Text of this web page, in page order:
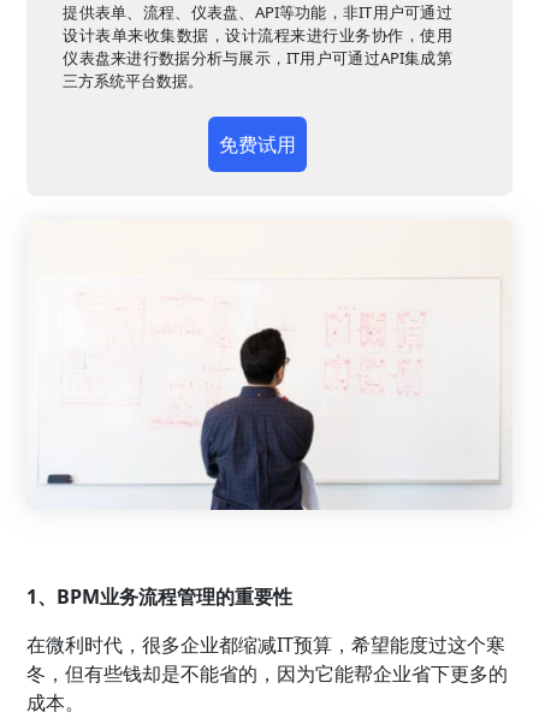
提供表单、流程、仪表盘、API等功能，非IT用户可通过
设计表单来收集数据，设计流程来进行业务协作，使用
仪表盘来进行数据分析与展示，IT用户可通过API集成第
三方系统平台数据。
免费试用
1、BPM业务流程管理的重要性
在微利时代，很多企业都缩减IT预算，希望能度过这个寒
冬，但有些钱却是不能省的，因为它能帮企业省下更多的
成本。